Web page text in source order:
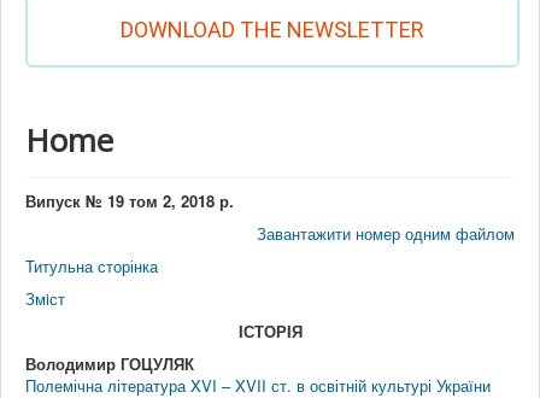
DOWNLOAD THE NEWSLETTER
Home
Випуск № 19 том 2, 2018 р.
Завантажити номер одним файлом
Титульна сторінка
Змiст
IСТОРIЯ
Володимир ГОЦУЛЯК
Полемічна література XVI – XVII ст. в освітній культурі України